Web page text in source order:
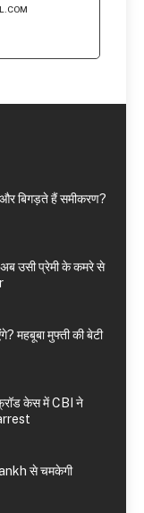
बिगड़ते हैं समीकरण?
अब उसी प्रेमी के कमरे से
महबूबा मुफ्ती की बेटी
फ्रॉड केस में CBI ने
से चमकेगी